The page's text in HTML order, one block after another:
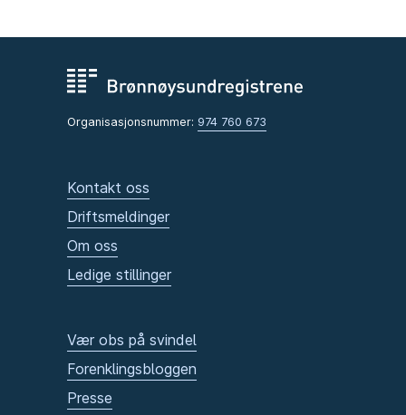
Organisasjonsnummer: 974 760 673
Kontakt oss
Driftsmeldinger
Om oss
Ledige stillinger
Vær obs på svindel
Forenklingsbloggen
Presse